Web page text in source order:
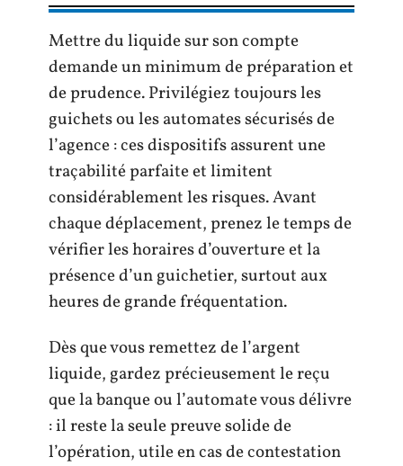
Mettre du liquide sur son compte
demande un minimum de préparation et
de prudence. Privilégiez toujours les
guichets ou les automates sécurisés de
l’agence : ces dispositifs assurent une
traçabilité parfaite et limitent
considérablement les risques. Avant
chaque déplacement, prenez le temps de
vérifier les horaires d’ouverture et la
présence d’un guichetier, surtout aux
heures de grande fréquentation.
Dès que vous remettez de l’argent
liquide, gardez précieusement le reçu
que la banque ou l’automate vous délivre
: il reste la seule preuve solide de
l’opération, utile en cas de contestation